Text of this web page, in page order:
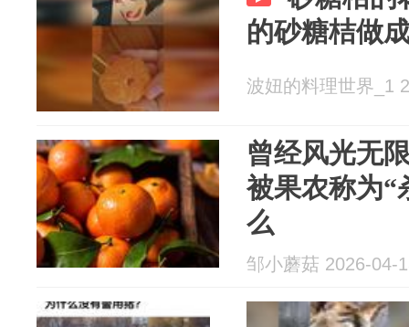
的砂糖桔做
波妞的料理世界_1
曾经风光无
被果农称为“
么
邹小蘑菇 2026-04-